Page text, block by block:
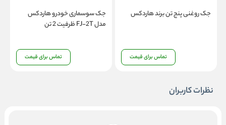
جک روغنی پنج تن برند هاردکس
تماس برای قیمت
جک سوسماری خودرو هاردکس
مدل FJ-2T ظرفیت 2 تن
تماس برای قیمت
نظرات کاربران